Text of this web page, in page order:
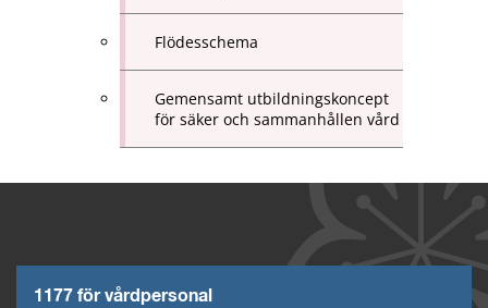
Flödesschema
Gemensamt utbildningskoncept
för säker och sammanhållen vård
1177 för vårdpersonal